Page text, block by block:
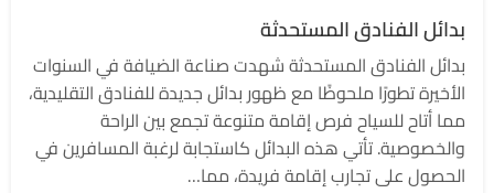
بدائل الفنادق المستحدثة
بدائل الفنادق المستحدثة شهدت صناعة الضيافة في السنوات
الأخيرة تطورًا ملحوظًا مع ظهور بدائل جديدة للفنادق التقليدية،
مما أتاح للسياح فرص إقامة متنوعة تجمع بين الراحة
والخصوصية. تأتي هذه البدائل كاستجابة لرغبة المسافرين في
الحصول على تجارب إقامة فريدة، مما…